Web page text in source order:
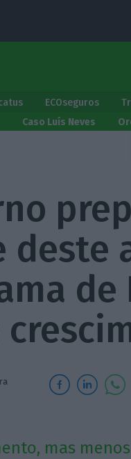
ECOseguros
Caso Luís Neves
deste
mas